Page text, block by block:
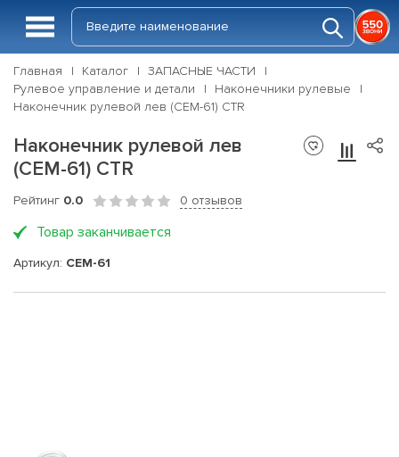
Главная Каталог
ЗАПАСНЫЕ ЧАСТИ
Рулевое управление и детали
Наконечники рулевые
Наконечник рулевой лев (CEM-61) CTR
Наконечник рулевой лев
(CEM-61) CTR
Рейтинг 0.0 0 отзывов
Товар заканчивается
Артикул: CEM-61